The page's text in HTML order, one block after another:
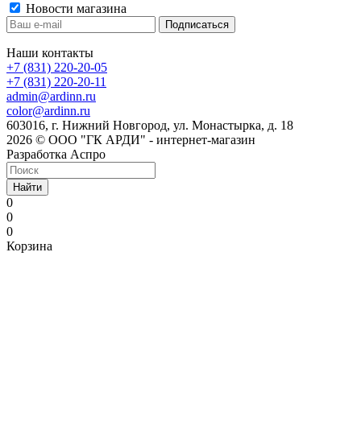
Новости магазина
Наши контакты
+7 (831) 220-20-05
+7 (831) 220-20-11
admin@ardinn.ru
color@ardinn.ru
603016, г. Нижний Новгород, ул. Монастырка, д. 18
2026 © ООО "ГК АРДИ" - интернет-магазин
Разработка Аспро
Найти
0
0
0
Корзина